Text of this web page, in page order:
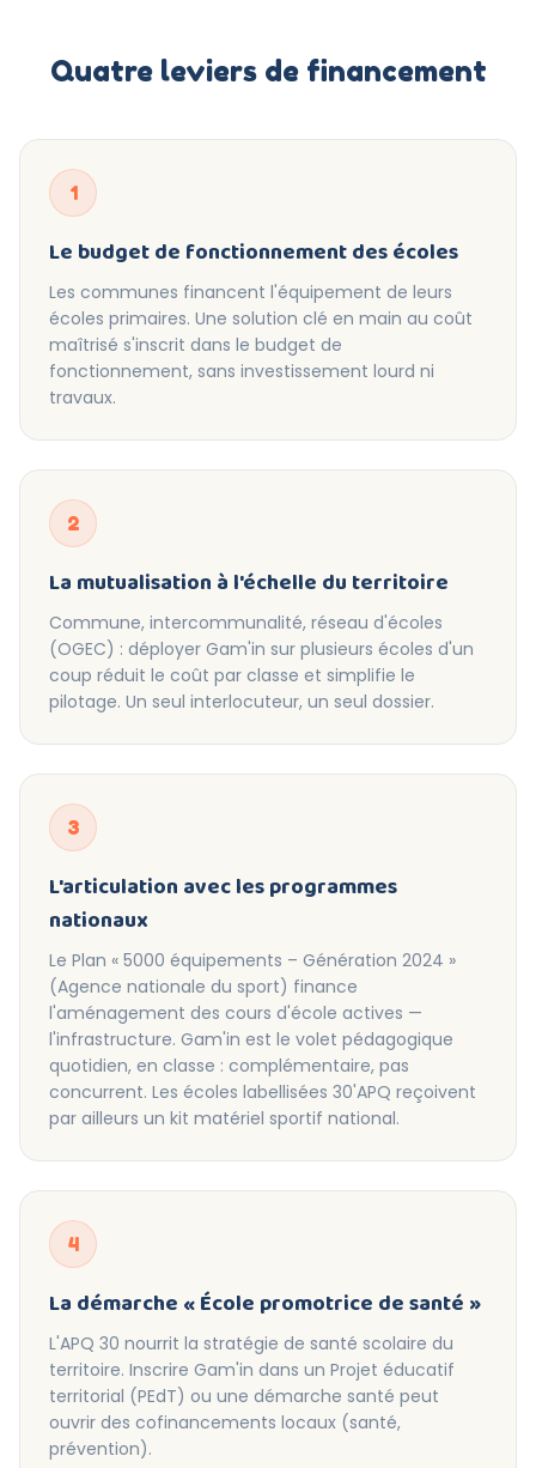
Quatre leviers de financement
1
Le budget de fonctionnement des écoles
Les communes financent l'équipement de leurs
écoles primaires. Une solution clé en main au coût
maîtrisé s'inscrit dans le budget de
fonctionnement, sans investissement lourd ni
travaux.
2
La mutualisation à l'échelle du territoire
Commune, intercommunalité, réseau d'écoles
(OGEC) : déployer Gam'in sur plusieurs écoles d'un
coup réduit le coût par classe et simplifie le
pilotage. Un seul interlocuteur, un seul dossier.
3
L'articulation avec les programmes
nationaux
Le Plan « 5000 équipements – Génération 2024 »
(Agence nationale du sport) finance
l'aménagement des cours d'école actives —
l'infrastructure. Gam'in est le volet pédagogique
quotidien, en classe : complémentaire, pas
concurrent. Les écoles labellisées 30'APQ reçoivent
par ailleurs un kit matériel sportif national.
4
La démarche « École promotrice de santé »
L'APQ 30 nourrit la stratégie de santé scolaire du
territoire. Inscrire Gam'in dans un Projet éducatif
territorial (PEdT) ou une démarche santé peut
ouvrir des cofinancements locaux (santé,
prévention).